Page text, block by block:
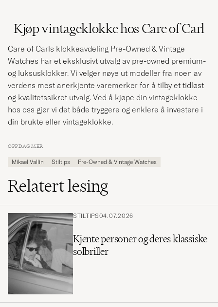
Kjøp vintageklokke hos Care of Carl
Care of Carls klokkeavdeling Pre-Owned & Vintage
Watches har et eksklusivt utvalg av pre-owned premium-
og luksusklokker. Vi velger nøye ut modeller fra noen av
verdens mest anerkjente varemerker for å tilby et tidløst
og kvalitetssikret utvalg. Ved å kjøpe din vintageklokke
hos oss gjør vi det både tryggere og enklere å investere i
din brukte eller vintageklokke.
OPPDAG MER
Mikael Vallin Stiltips Pre-Owned & Vintage Watches
Relatert lesing
STILTIPS04.07.2026
Kjente personer og deres klassiske
solbriller